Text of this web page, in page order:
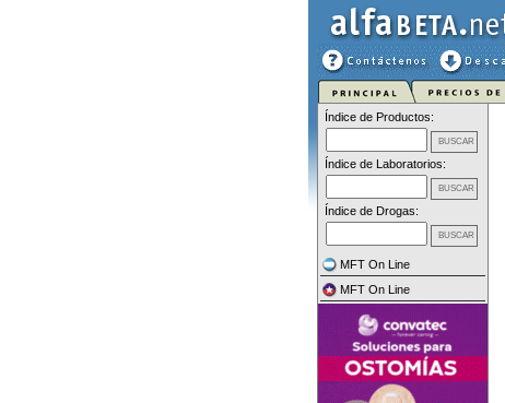
Índice de Productos:
Índice de Laboratorios:
Índice de Drogas:
MFT On Line
MFT On Line